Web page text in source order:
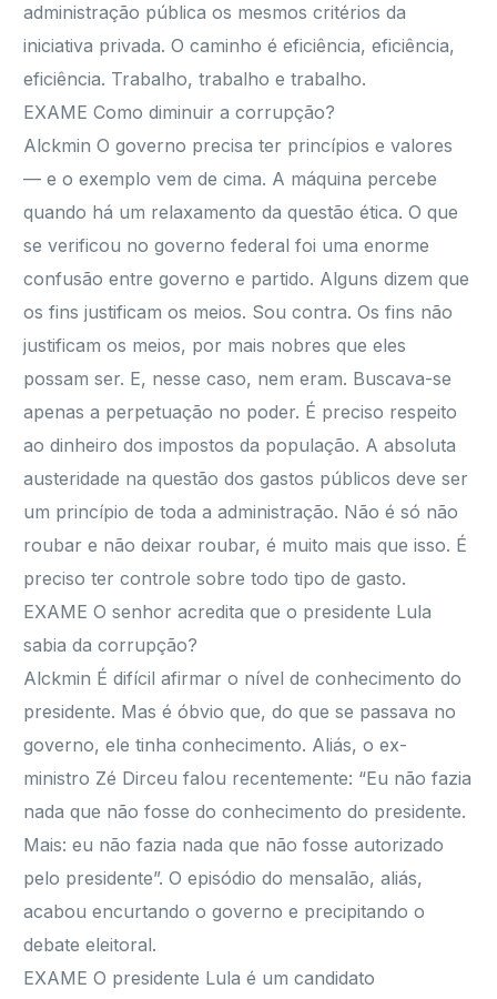
administração pública os mesmos critérios da
iniciativa privada. O caminho é eficiência, eficiência,
eficiência. Trabalho, trabalho e trabalho.
EXAME Como diminuir a corrupção?
Alckmin O governo precisa ter princípios e valores
— e o exemplo vem de cima. A máquina percebe
quando há um relaxamento da questão ética. O que
se verificou no governo federal foi uma enorme
confusão entre governo e partido. Alguns dizem que
os fins justificam os meios. Sou contra. Os fins não
justificam os meios, por mais nobres que eles
possam ser. E, nesse caso, nem eram. Buscava-se
apenas a perpetuação no poder. É preciso respeito
ao dinheiro dos impostos da população. A absoluta
austeridade na questão dos gastos públicos deve ser
um princípio de toda a administração. Não é só não
roubar e não deixar roubar, é muito mais que isso. É
preciso ter controle sobre todo tipo de gasto.
EXAME O senhor acredita que o presidente Lula
sabia da corrupção?
Alckmin É difícil afirmar o nível de conhecimento do
presidente. Mas é óbvio que, do que se passava no
governo, ele tinha conhecimento. Aliás, o ex-
ministro Zé Dirceu falou recentemente: “Eu não fazia
nada que não fosse do conhecimento do presidente.
Mais: eu não fazia nada que não fosse autorizado
pelo presidente”. O episódio do mensalão, aliás,
acabou encurtando o governo e precipitando o
debate eleitoral.
EXAME O presidente Lula é um candidato